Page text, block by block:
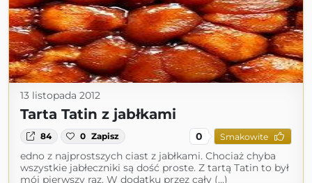
13 listopada 2012
Tarta Tatin z jabłkami
84 0 Zapisz 0 Smakowite
edno z naj­prost­szych ciast z jabł­kami. Cho­ciaż chyba
wszyst­kie jabłecz­niki są dość pro­ste. Z tartą Tatin to był
mój pierw­szy raz. W dodatku przez cały (...)